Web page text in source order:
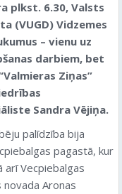
plkst. 6.30, Valsts
(VUGD) Vidzemes
– vienu uz
darbiem, bet
Ziņas”
Sandra Vējiņa.
palīdzība bija
pagastā, kur
arī Vecpiebalgas
Aronas